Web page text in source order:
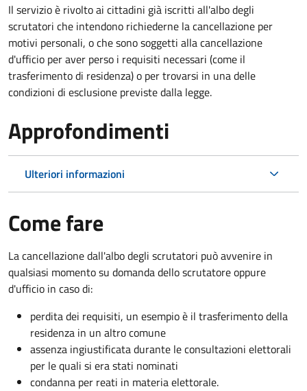
Il servizio è rivolto ai cittadini già iscritti all'albo degli
scrutatori che intendono richiederne la cancellazione per
motivi personali, o che sono soggetti alla cancellazione
d'ufficio per aver perso i requisiti necessari (come il
trasferimento di residenza) o per trovarsi in una delle
condizioni di esclusione previste dalla legge.
Approfondimenti
Ulteriori informazioni
Come fare
La cancellazione dall'albo degli scrutatori può avvenire in
qualsiasi momento su domanda dello scrutatore oppure
d'ufficio in caso di:
perdita dei requisiti, un esempio è il trasferimento della
residenza in un altro comune
assenza ingiustificata durante le consultazioni elettorali
per le quali si era stati nominati
condanna per reati in materia elettorale.